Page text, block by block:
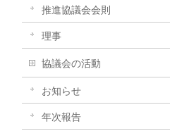
推進協議会会則
理事
協議会の活動
お知らせ
年次報告